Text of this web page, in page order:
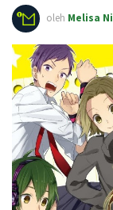
oleh Melisa